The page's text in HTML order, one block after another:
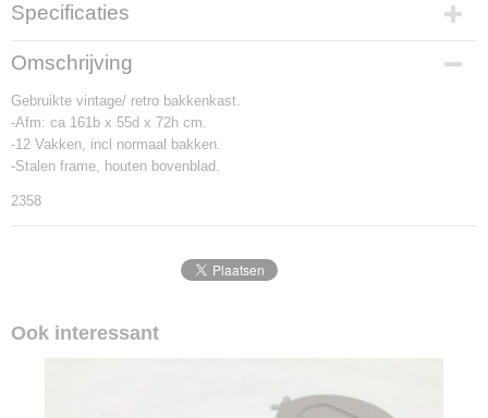
Specificaties
Productcode
2358
Omschrijving
Gebruikte vintage/ retro bakkenkast.
-Afm: ca 161b x 55d x 72h cm.
-12 Vakken, incl normaal bakken.
-Stalen frame, houten bovenblad.
2358
Ook interessant